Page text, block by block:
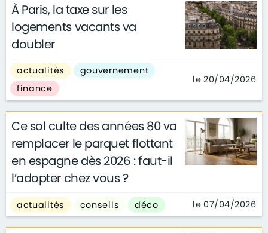
À Paris, la taxe sur les
logements vacants va
doubler
actualités
gouvernement
finance
le 20/04/2026
Ce sol culte des années 80 va
remplacer le parquet flottant
en espagne dès 2026 : faut-il
l’adopter chez vous ?
actualités conseils déco le 07/04/2026